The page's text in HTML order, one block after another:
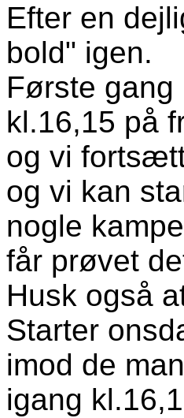
Efter en
bold" igen.
Første
kl.16,15 på
og vi
og vi kan
nogle
får prøvet
Husk også
Starter
imod de
igang